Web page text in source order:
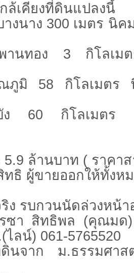
ล้เคียงที่ดินแปลงนี้
งนาง 300 เมตร นิ
อพานทอง 3 กิโลเ
ณภูมิ 58 กิโลเมต
บัง 60 กิโลเมตร
5.9 ล้านบาท ( ราคา
ทธิ ผู้ขายออกให้ทั้งห
ง รบกวนนัดล่วงหน้า
ซา สิทธิพล (คุณมด
ไลน์) 061-5765520
ดินจาก ม.ธรรมศา